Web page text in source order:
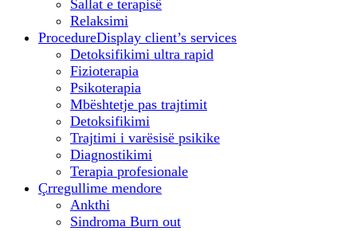
Sallat e terapisë
Relaksimi
ProcedureDisplay client’s services
Detoksifikimi ultra rapid
Fizioterapia
Psikoterapia
Mbështetje pas trajtimit
Detoksifikimi
Trajtimi i varësisë psikike
Diagnostikimi
Terapia profesionale
Çrregullime mendore
Ankthi
Sindroma Burn out